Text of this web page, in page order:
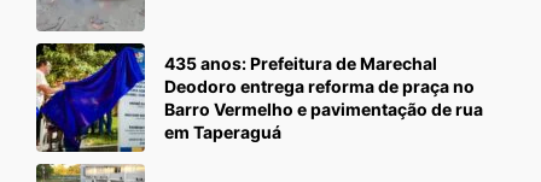
435 anos: Prefeitura de Marechal
Deodoro entrega reforma de praça no
Barro Vermelho e pavimentação de rua
em Taperaguá